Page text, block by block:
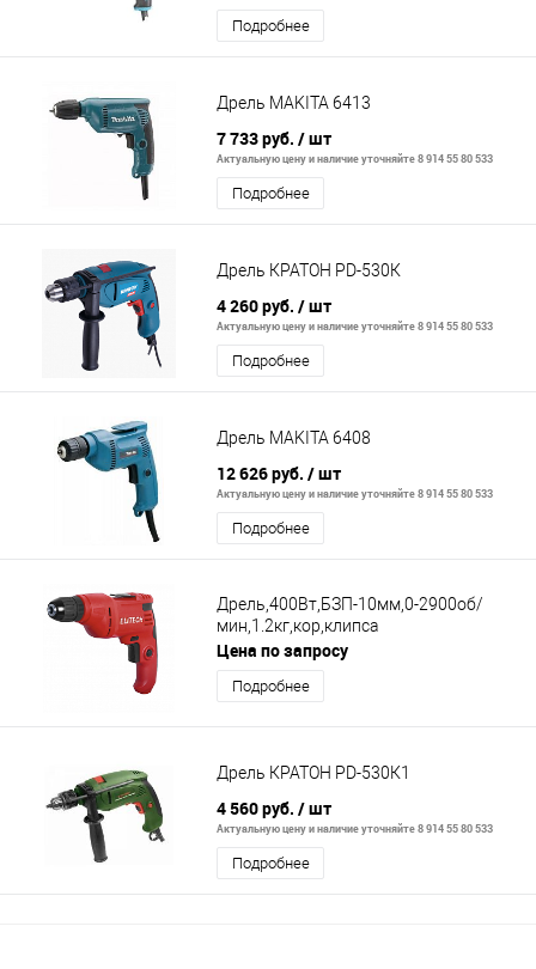
Подробнее
Дрель MAKITA 6413
7 733 руб. / шт
Актуальную цену и наличие уточняйте 8 914 55 80 533
Подробнее
Дрель КРАТОН PD-530К
4 260 руб. / шт
Актуальную цену и наличие уточняйте 8 914 55 80 533
Подробнее
Дрель MAKITA 6408
12 626 руб. / шт
Актуальную цену и наличие уточняйте 8 914 55 80 533
Подробнее
Дрель,400Вт,БЗП-10мм,0-2900об/
мин,1.2кг,кор,клипса
Цена по запросу
Подробнее
Дрель КРАТОН PD-530К1
4 560 руб. / шт
Актуальную цену и наличие уточняйте 8 914 55 80 533
Подробнее